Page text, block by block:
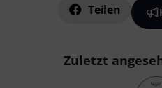
Teilen
Zuletzt